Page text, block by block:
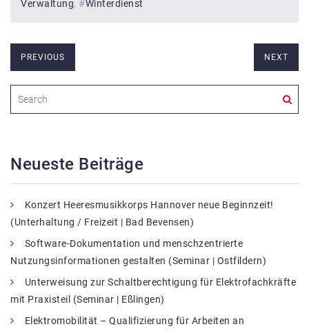
Verwaltung #Winterdienst
PREVIOUS NEXT
Neueste Beiträge
Konzert Heeresmusikkorps Hannover neue Beginnzeit!
(Unterhaltung / Freizeit | Bad Bevensen)
Software-Dokumentation und menschzentrierte
Nutzungsinformationen gestalten (Seminar | Ostfildern)
Unterweisung zur Schaltberechtigung für Elektrofachkräfte
mit Praxisteil (Seminar | Eßlingen)
Elektromobilität – Qualifizierung für Arbeiten an